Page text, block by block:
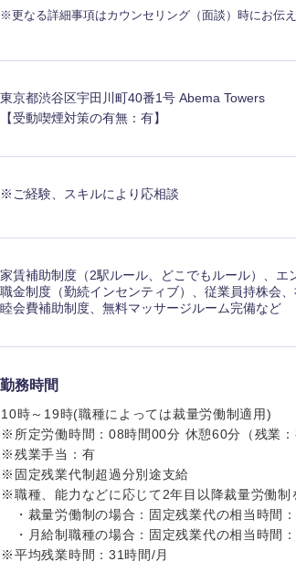
※更なる詳細事項はカウンセリング（面談）時にお伝え
東京都渋谷区宇田川町40番1号 Abema Towers
【受動喫煙対策の有無：有】
※ご経験、スキルにより応相談
家賃補助制度（2駅ルール、どこでもルール）、
職金制度（勤続インセンティブ）、従業員持株会
睦会費補助制度、無料マッサージルーム完備など
勤務時間
10時～19時(職種によっては裁量労働制適用)
※所定労働時間：08時間00分 休憩60分（残業：
※残業手当：有
※固定残業代制超過分別途支給
※職種、能力などに応じて2年目以降裁量労働制
・裁量労働制の場合：固定残業代の相当時間
・月給制職種の場合：固定残業代の相当時間
※平均残業時間：31時間/月